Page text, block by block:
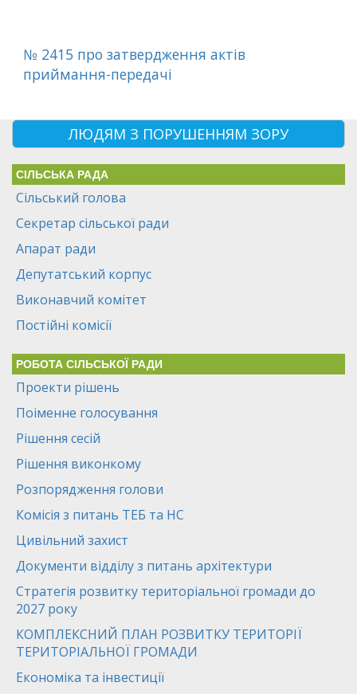
№ 2415 про затвердження актів
приймання-передачі
ЛЮДЯМ З ПОРУШЕННЯМ ЗОРУ
СІЛЬСЬКА РАДА
Сільський голова
Секретар сільської ради
Апарат ради
Депутатський корпус
Виконавчий комітет
Постійні комісії
РОБОТА СІЛЬСЬКОЇ РАДИ
Проекти рішень
Поіменне голосування
Рішення сесій
Рішення виконкому
Розпорядження голови
Комісія з питань ТЕБ та НС
Цивільний захист
Документи відділу з питань архітектури
Стратегія розвитку територіальної громади до
2027 року
КОМПЛЕКСНИЙ ПЛАН РОЗВИТКУ ТЕРИТОРІЇ
ТЕРИТОРІАЛЬНОЇ ГРОМАДИ
Економіка та інвестиції